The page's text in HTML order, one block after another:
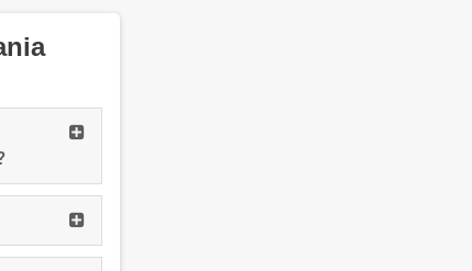
Read
Jak
długo
są
Read
more: